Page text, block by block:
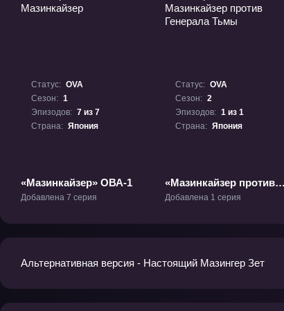
Статус: OVA
Сезон: 1
Эпизодов: 7 из 7
Страна: Япония
«Мазинкайзер» ОВА-1
Добавлена 7 серия
Статус: OVA
Сезон: 2
Эпизодов: 1 из 1
Страна: Япония
«Мазинкайзер против
Генерала Тьмы» ОВА-2
Добавлена 1 серия
Альтернативная версия - Настоящий Мазингер Зет